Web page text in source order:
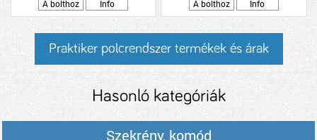
A bolthoz
Info
A bolthoz
Info
Praktiker polcrendszer termékek és árak
Hasonló kategóriák
Szekrény, komód